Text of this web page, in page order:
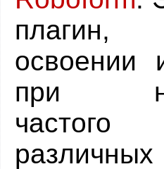
освоении
при
частого